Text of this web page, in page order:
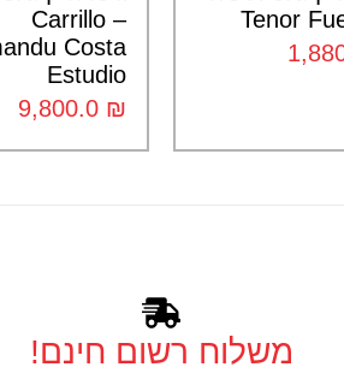
Carrillo –
Costa
Estudio
₪
משלוח רשום חינם!